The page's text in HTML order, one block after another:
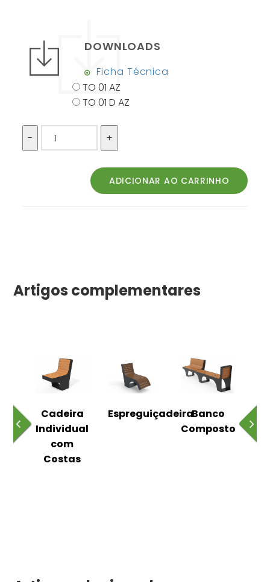
DOWNLOADS
Ficha Técnica
TO 01 AZ
TO 01 D AZ
Artigos complementares
Cadeira
Individual
com
Costas
EspreguiçadeiraBanco
Composto